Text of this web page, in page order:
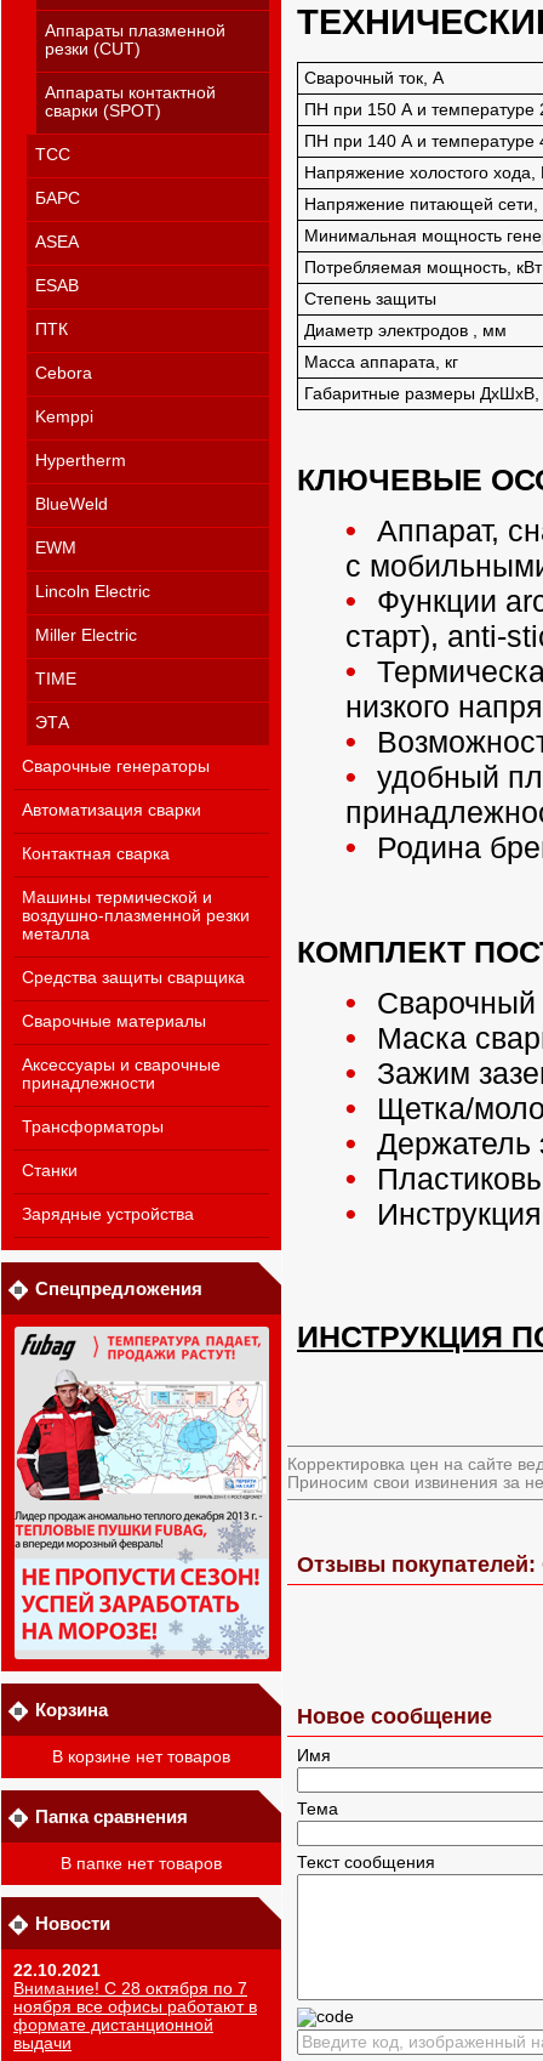
Аппараты плазменной
резки (CUT)
Аппараты контактной
сварки (SPOT)
ТСС
БАРС
ASEA
ESAB
ПТК
Cebora
Kemppi
Hypertherm
BlueWeld
EWM
Lincoln Electric
Miller Electric
TIME
ЭТА
Сварочные генераторы
Автоматизация сварки
Контактная сварка
Машины термической и
воздушно-плазменной резки
металла
Средства защиты сварщика
Сварочные материалы
Аксессуары и сварочные
принадлежности
Трансформаторы
Станки
Зарядные устройства
Спецпредложения
Корзина
В корзине нет товаров
Папка сравнения
В папке нет товаров
Новости
22.10.2021
Внимание! С 28 октября по 7
ноября все офисы работают в
формате дистанционной
выдачи
Сварочный ток, А
ПН при 150 А и температуре
ПН при 140 А и температуре
Напряжение холостого хода,
Напряжение питающей сети,
Минимальная мощность
Потребляемая мощность, кВт
Степень защиты
Диаметр электродов , мм
Масса аппарата, кг
Габаритные размеры
КЛЮЧЕВЫЕ
Аппарат,
с
Функции
старт), anti-
низкого
удобный
Родина
КОМПЛЕКТ
Сварочный
Маска
Зажим
Щетка/
Держатель
ИНСТРУКЦИЯ
Корректировка цен на сайте
Приносим свои извинения за
Отзывы покупателей:
Новое сообщение
Имя
Тема
Текст сообщения